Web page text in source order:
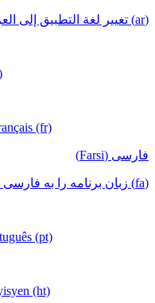
(ar) تغيير لغة التطبيق إلى العربية
(fr)
فارسی (Farsi)
(fa) زبان برنامه را به فارسی تغییر دهید
(pt)
(ht)